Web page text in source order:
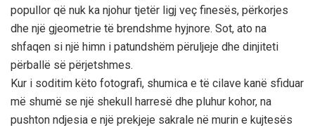
popullor që nuk ka njohur tjetër ligj veç finesës, përkorjes
dhe një gjeometrie të brendshme hyjnore. Sot, ato na
shfaqen si një himn i patundshëm përuljeje dhe dinjiteti
përballë së përjetshmes.
Kur i soditim këto fotografi, shumica e të cilave kanë sfiduar
më shumë se një shekull harresë dhe pluhur kohor, na
pushton ndjesia e një prekjeje sakrale në murin e kujtesës